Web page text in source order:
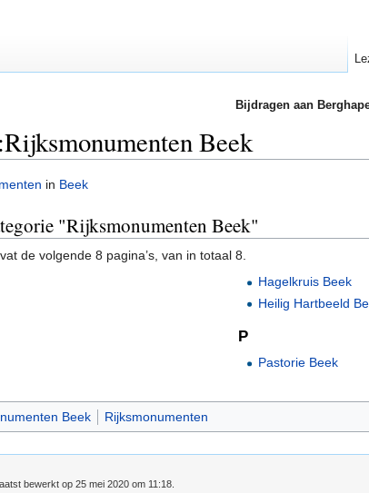
Bijdragen aan
Beek
in Beek
"Rijksmonumenten Beek"
de volgende 8 pagina’s, van in totaal 8.
Hagelkruis Beek
Heilig Hartbeeld
P
Pastorie Beek
Beek Rijksmonumenten
bewerkt op 25 mei 2020 om 11:18.